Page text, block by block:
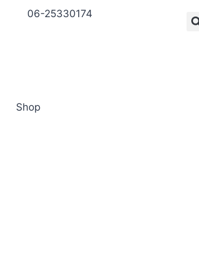
06-25330174
Shop